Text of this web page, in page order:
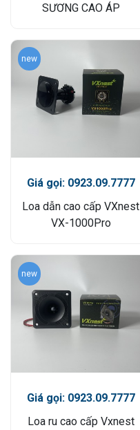
SƯƠNG CAO ÁP
new
Giá gọi: 0923.09.7777
Loa dẫn cao cấp VXnest
VX-1000Pro
new
Giá gọi: 0923.09.7777
Loa ru cao cấp Vxnest